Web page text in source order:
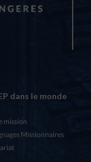
dans le monde
mission
Missionnaires